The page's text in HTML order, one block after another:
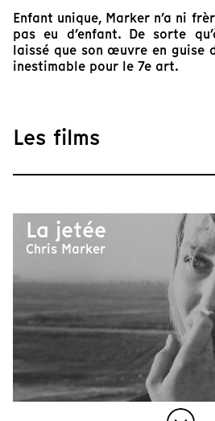
Enfant unique, Marker n’a ni
pas eu d’enfant. De sorte
laissé que son œuvre en guise
inestimable pour le 7e art.
Les films
La jetée
Chris Marker